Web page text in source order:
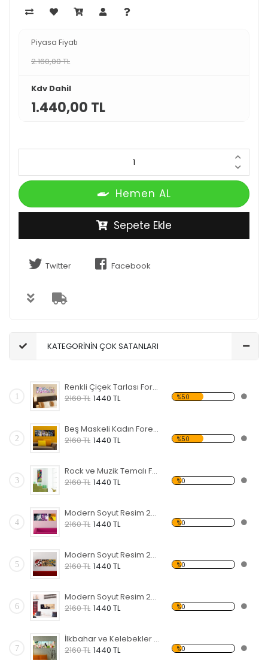
Piyasa Fiyatı
2.160,00 TL
Kdv Dahil
1.440,00 TL
Hemen AL
Sepete Ekle
Twitter Facebook
KATEGORİNİN ÇOK SATANLARI
1
Renkli Çiçek Tarlası Forex Tablo
2160 TL 1440 TL %50
2
Beş Maskeli Kadın Forex Tablo
2160 TL 1440 TL %50
3
Rock ve Muzik Temalı Forex Tablo
2160 TL 1440 TL %0
4
Modern Soyut Resim 25 Forex Tablo
2160 TL 1440 TL %0
5
Modern Soyut Resim 24 Forex Tablo
2160 TL 1440 TL %0
6
Modern Soyut Resim 24 Forex Tablo
2160 TL 1440 TL %0
7
İlkbahar ve Kelebekler Forex Tablo
2160 TL 1440 TL %0